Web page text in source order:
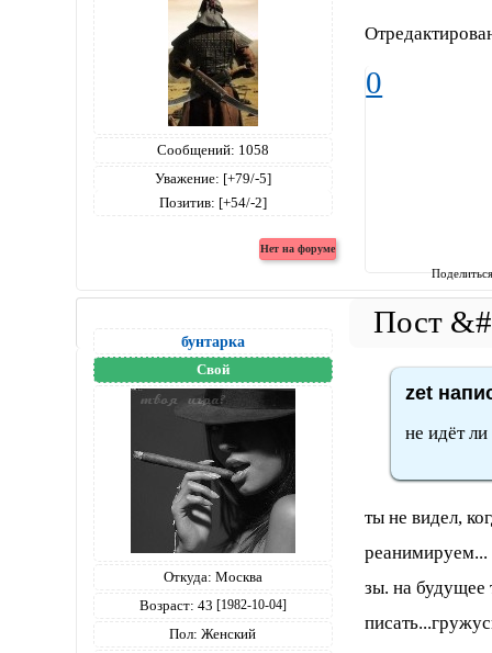
Сообщений: 1058
Уважение: [+79/-5]
Позитив: [+54/-2]
0
бунтарка
Свой
Откуда: Москва
Возраст: 43 [1982-10-04]
Пол: Женский
zet
не идёт
ты не видел,
реанимируем...
зы. на будущее